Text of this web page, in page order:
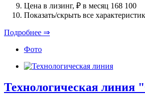
Цена в лизинг, ₽ в месяц 168 100
Показать/скрыть все
Подробнее ⇒
Фото
Технологическая линия